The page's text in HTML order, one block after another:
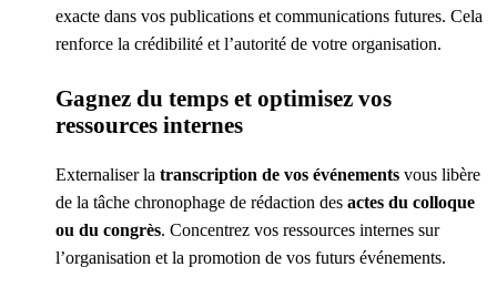
exacte dans vos publications et communications futures. Cela
renforce la crédibilité et l’autorité de votre organisation.
Gagnez du temps et optimisez vos
ressources internes
Externaliser la transcription de vos événements vous libère
de la tâche chronophage de rédaction des actes du colloque
ou du congrès. Concentrez vos ressources internes sur
l’organisation et la promotion de vos futurs événements.